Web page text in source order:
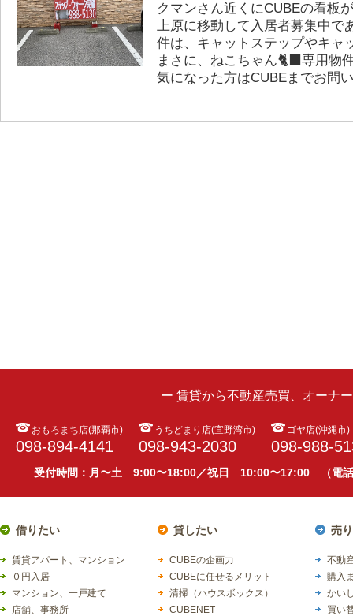
クマンさん近くにCUBEの看板
上原に移動して入居者募集中で
件は、キャットステップやキャ
まさに、ねこちゃん🐈‍⬛専用物
気になった方はCUBEまでお
ー 賃貸から不動産売買、オーナ
おもろまち店(那覇市)
098-894-4141
うちどまり店(宜野湾市)
098-943-2030
ゴヤ店(沖縄市)
098-988-
受付時間：月〜土 9:00〜18:00／祝日 10:00〜17:00 （電話
借りたい
賃貸アパート、マンション
０円入居
マンション、一戸建て
店舗、事務所
貸したい
CUBEの企画力
CUBEに任せるメリット
清掃（ハウスボックス）
CUBENET
売
不動
購入
かい
買い